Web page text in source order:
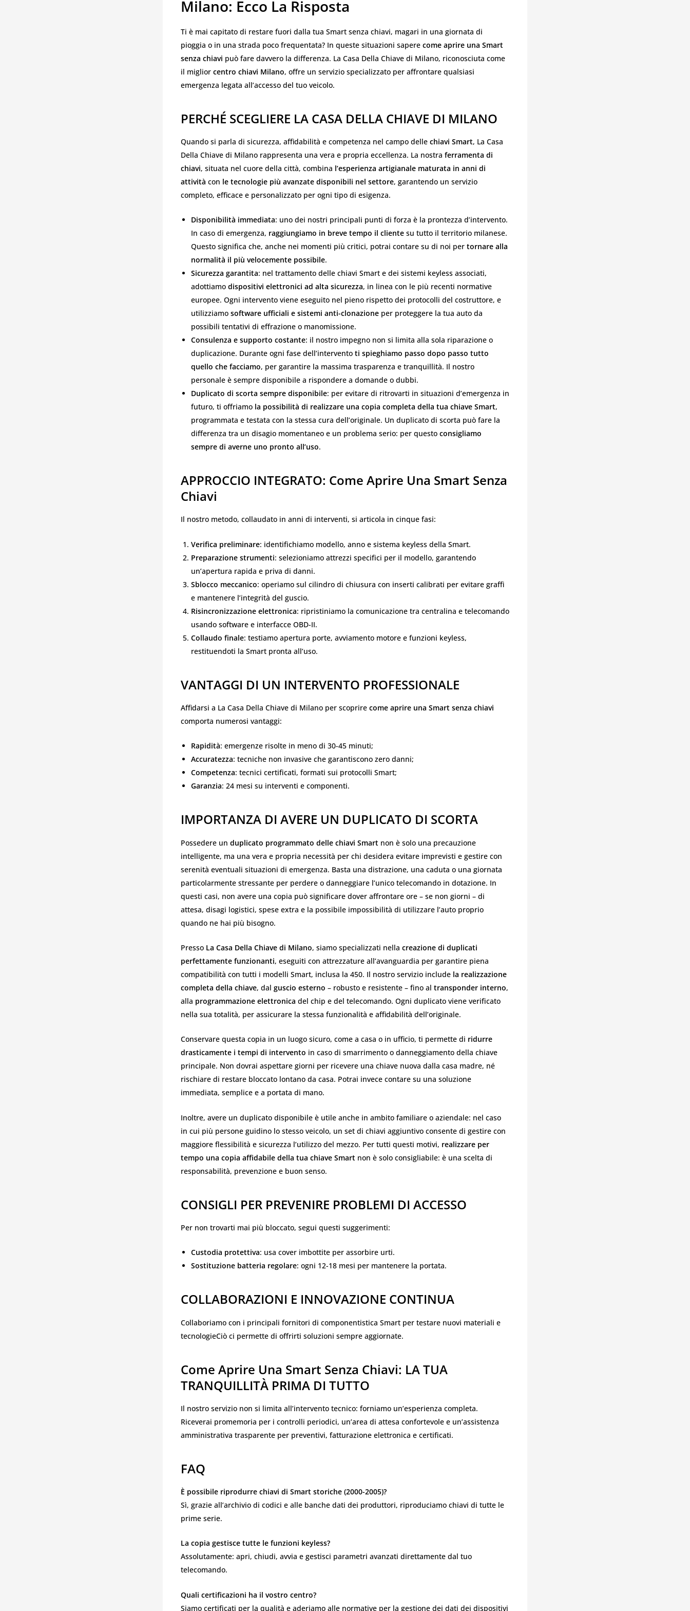
Milano: Ecco La Risposta
Ti è mai capitato di restare fuori dalla tua Smart senza chiavi, magari in una giornata di
pioggia o in una strada poco frequentata? In queste situazioni sapere come aprire una Smart
senza chiavi può fare davvero la differenza. La Casa Della Chiave di Milano, riconosciuta come
il miglior centro chiavi Milano, offre un servizio specializzato per affrontare qualsiasi
emergenza legata all’accesso del tuo veicolo.
PERCHÉ SCEGLIERE LA CASA DELLA CHIAVE DI MILANO
Quando si parla di sicurezza, affidabilità e competenza nel campo delle chiavi Smart, La Casa
Della Chiave di Milano rappresenta una vera e propria eccellenza. La nostra ferramenta di
chiavi, situata nel cuore della città, combina l’esperienza artigianale maturata in anni di
attività con le tecnologie più avanzate disponibili nel settore, garantendo un servizio
completo, efficace e personalizzato per ogni tipo di esigenza.
Disponibilità immediata: uno dei nostri principali punti di forza è la prontezza d’intervento.
In caso di emergenza, raggiungiamo in breve tempo il cliente su tutto il territorio milanese.
Questo significa che, anche nei momenti più critici, potrai contare su di noi per tornare alla
normalità il più velocemente possibile.
Sicurezza garantita: nel trattamento delle chiavi Smart e dei sistemi keyless associati,
adottiamo dispositivi elettronici ad alta sicurezza, in linea con le più recenti normative
europee. Ogni intervento viene eseguito nel pieno rispetto dei protocolli del costruttore, e
utilizziamo software ufficiali e sistemi anti-clonazione per proteggere la tua auto da
possibili tentativi di effrazione o manomissione.
Consulenza e supporto costante: il nostro impegno non si limita alla sola riparazione o
duplicazione. Durante ogni fase dell’intervento ti spieghiamo passo dopo passo tutto
quello che facciamo, per garantire la massima trasparenza e tranquillità. Il nostro
personale è sempre disponibile a rispondere a domande o dubbi.
Duplicato di scorta sempre disponibile: per evitare di ritrovarti in situazioni d’emergenza in
futuro, ti offriamo la possibilità di realizzare una copia completa della tua chiave Smart,
programmata e testata con la stessa cura dell’originale. Un duplicato di scorta può fare la
differenza tra un disagio momentaneo e un problema serio: per questo consigliamo
sempre di averne uno pronto all’uso.
APPROCCIO INTEGRATO: Come Aprire Una Smart Senza
Chiavi
Il nostro metodo, collaudato in anni di interventi, si articola in cinque fasi:
Verifica preliminare: identifichiamo modello, anno e sistema keyless della Smart.
Preparazione strumenti: selezioniamo attrezzi specifici per il modello, garantendo
un’apertura rapida e priva di danni.
Sblocco meccanico: operiamo sul cilindro di chiusura con inserti calibrati per evitare graffi
e mantenere l’integrità del guscio.
Risincronizzazione elettronica: ripristiniamo la comunicazione tra centralina e telecomando
usando software e interfacce OBD-II.
Collaudo finale: testiamo apertura porte, avviamento motore e funzioni keyless,
restituendoti la Smart pronta all’uso.
VANTAGGI DI UN INTERVENTO PROFESSIONALE
Affidarsi a La Casa Della Chiave di Milano per scoprire come aprire una Smart senza chiavi
comporta numerosi vantaggi:
Rapidità: emergenze risolte in meno di 30-45 minuti;
Accuratezza: tecniche non invasive che garantiscono zero danni;
Competenza: tecnici certificati, formati sui protocolli Smart;
Garanzia: 24 mesi su interventi e componenti.
IMPORTANZA DI AVERE UN DUPLICATO DI SCORTA
Possedere un duplicato programmato delle chiavi Smart non è solo una precauzione
intelligente, ma una vera e propria necessità per chi desidera evitare imprevisti e gestire con
serenità eventuali situazioni di emergenza. Basta una distrazione, una caduta o una giornata
particolarmente stressante per perdere o danneggiare l’unico telecomando in dotazione. In
questi casi, non avere una copia può significare dover affrontare ore – se non giorni – di
attesa, disagi logistici, spese extra e la possibile impossibilità di utilizzare l’auto proprio
quando ne hai più bisogno.
Presso La Casa Della Chiave di Milano, siamo specializzati nella creazione di duplicati
perfettamente funzionanti, eseguiti con attrezzature all’avanguardia per garantire piena
compatibilità con tutti i modelli Smart, inclusa la 450. Il nostro servizio include la realizzazione
completa della chiave, dal guscio esterno – robusto e resistente – fino al transponder interno,
alla programmazione elettronica del chip e del telecomando. Ogni duplicato viene verificato
nella sua totalità, per assicurare la stessa funzionalità e affidabilità dell’originale.
Conservare questa copia in un luogo sicuro, come a casa o in ufficio, ti permette di ridurre
drasticamente i tempi di intervento in caso di smarrimento o danneggiamento della chiave
principale. Non dovrai aspettare giorni per ricevere una chiave nuova dalla casa madre, né
rischiare di restare bloccato lontano da casa. Potrai invece contare su una soluzione
immediata, semplice e a portata di mano.
Inoltre, avere un duplicato disponibile è utile anche in ambito familiare o aziendale: nel caso
in cui più persone guidino lo stesso veicolo, un set di chiavi aggiuntivo consente di gestire con
maggiore flessibilità e sicurezza l’utilizzo del mezzo. Per tutti questi motivi, realizzare per
tempo una copia affidabile della tua chiave Smart non è solo consigliabile: è una scelta di
responsabilità, prevenzione e buon senso.
CONSIGLI PER PREVENIRE PROBLEMI DI ACCESSO
Per non trovarti mai più bloccato, segui questi suggerimenti:
Custodia protettiva: usa cover imbottite per assorbire urti.
Sostituzione batteria regolare: ogni 12-18 mesi per mantenere la portata.
COLLABORAZIONI E INNOVAZIONE CONTINUA
Collaboriamo con i principali fornitori di componentistica Smart per testare nuovi materiali e
tecnologieCiò ci permette di offrirti soluzioni sempre aggiornate.
Come Aprire Una Smart Senza Chiavi: LA TUA
TRANQUILLITÀ PRIMA DI TUTTO
Il nostro servizio non si limita all’intervento tecnico: forniamo un’esperienza completa.
Riceverai promemoria per i controlli periodici, un’area di attesa confortevole e un’assistenza
amministrativa trasparente per preventivi, fatturazione elettronica e certificati.
FAQ
È possibile riprodurre chiavi di Smart storiche (2000-2005)?
Sì, grazie all’archivio di codici e alle banche dati dei produttori, riproduciamo chiavi di tutte le
prime serie.
La copia gestisce tutte le funzioni keyless?
Assolutamente: apri, chiudi, avvia e gestisci parametri avanzati direttamente dal tuo
telecomando.
Quali certificazioni ha il vostro centro?
Siamo certificati per la qualità e aderiamo alle normative per la gestione dei dati dei dispositivi